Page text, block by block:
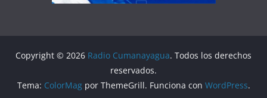
Copyright © 2026 Radio Cumanayagua. Todos los derechos
reservados.
Tema: ColorMagpor ThemeGrill. Funciona con WordPress.